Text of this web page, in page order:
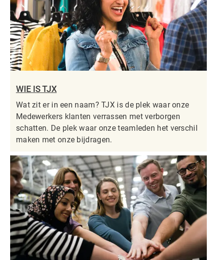
WIE IS TJX
Wat zit er in een naam? TJX is de plek waar onze
Medewerkers klanten verrassen met verborgen
schatten. De plek waar onze teamleden het verschil
maken met onze bijdragen.